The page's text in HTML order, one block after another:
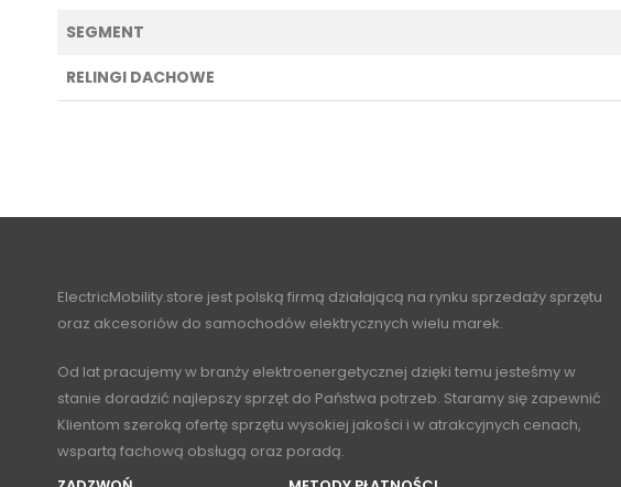
SEGMENT
RELINGI DACHOWE
ElectricMobility.store jest polską firmą działającą na rynku sprzedaży sprzętu
oraz akcesoriów do samochodów elektrycznych wielu marek.
Od lat pracujemy w branży elektroenergetycznej dzięki temu jesteśmy w
stanie doradzić najlepszy sprzęt do Państwa potrzeb. Staramy się zapewnić
Klientom szeroką ofertę sprzętu wysokiej jakości i w atrakcyjnych cenach,
wspartą fachową obsługą oraz poradą.